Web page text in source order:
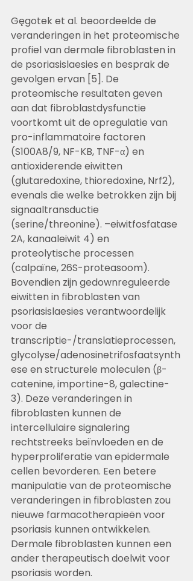
Gęgotek et al. beoordeelde de
veranderingen in het proteomische
profiel van dermale fibroblasten in
de psoriasislaesies en besprak de
gevolgen ervan [5]. De
proteomische resultaten geven
aan dat fibroblastdysfunctie
voortkomt uit de opregulatie van
pro-inflammatoire factoren
(S100A8/9, NF-KB, TNF-α) en
antioxiderende eiwitten
(glutaredoxine, thioredoxine, Nrf2),
evenals die welke betrokken zijn bij
signaaltransductie
(serine/threonine). –eiwitfosfatase
2A, kanaaleiwit 4) en
proteolytische processen
(calpaïne, 26S-proteasoom).
Bovendien zijn gedownreguleerde
eiwitten in fibroblasten van
psoriasislaesies verantwoordelijk
voor de
transcriptie-/translatieprocessen,
glycolyse/adenosinetrifosfaatsynth
ese en structurele moleculen (β-
catenine, importine-8, galectine-
3). Deze veranderingen in
fibroblasten kunnen de
intercellulaire signalering
rechtstreeks beïnvloeden en de
hyperproliferatie van epidermale
cellen bevorderen. Een betere
manipulatie van de proteomische
veranderingen in fibroblasten zou
nieuwe farmacotherapieën voor
psoriasis kunnen ontwikkelen.
Dermale fibroblasten kunnen een
ander therapeutisch doelwit voor
psoriasis worden.